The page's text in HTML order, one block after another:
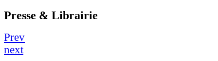
Presse & Librairie
Prev
next